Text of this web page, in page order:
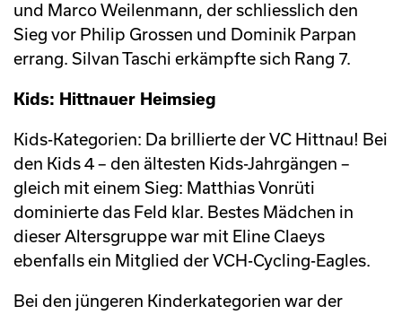
und Marco Weilenmann, der schliesslich den
Sieg vor Philip Grossen und Dominik Parpan
errang. Silvan Taschi erkämpfte sich Rang 7.
Kids: Hittnauer Heimsieg
Kids-Kategorien: Da brillierte der VC Hittnau! Bei
den Kids 4 – den ältesten Kids-Jahrgängen –
gleich mit einem Sieg: Matthias Vonrüti
dominierte das Feld klar. Bestes Mädchen in
dieser Altersgruppe war mit Eline Claeys
ebenfalls ein Mitglied der VCH-Cycling-Eagles.
Bei den jüngeren Kinderkategorien war der